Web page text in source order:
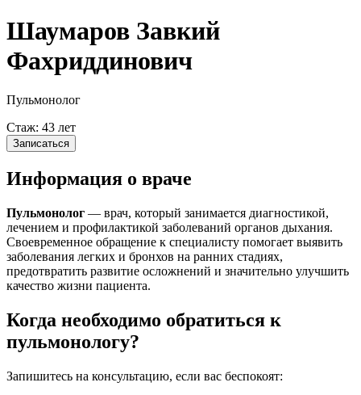
Шаумаров Завкий
Фахриддинович
Пульмонолог
Стаж: 43 лет
Записаться
Информация о враче
Пульмонолог — врач, который занимается диагностикой,
лечением и профилактикой заболеваний органов дыхания.
Своевременное обращение к специалисту помогает выявить
заболевания легких и бронхов на ранних стадиях,
предотвратить развитие осложнений и значительно улучшить
качество жизни пациента.
Когда необходимо обратиться к
пульмонологу?
Запишитесь на консультацию, если вас беспокоят: